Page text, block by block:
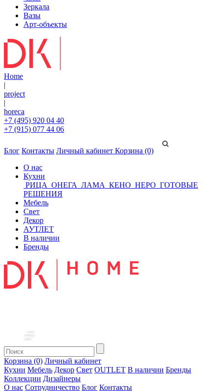
Зеркала
Вазы
Арт-объекты
Home
|
project
|
horeca
+7 (495) 920 04 40
+7 (915) 077 44 06
Блог Контакты Личный кабинет Корзина (0)
О нас
Кухни
РИЦА ОНЕГА ЛАМА КЕНО НЕРО ГОТОВЫЕ
РЕШЕНИЯ
Мебель
Свет
Декор
АУТЛЕТ
В наличии
Бренды
Корзина (0) Личный кабинет
Кухни Мебель Декор Свет OUTLET В наличии Бренды
Коллекции Дизайнеры
О нас Сотрудничество Блог Контакты